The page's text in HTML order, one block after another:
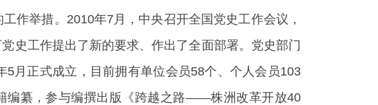
作举措。2010年7月，中央召开全国党史工作会议，
史工作提出了新的要求、作出了全面部署。党史部门
月正式成立，目前拥有单位会员58个、个人会员103
编纂，参与编撰出版《跨越之路——株洲改革开放40